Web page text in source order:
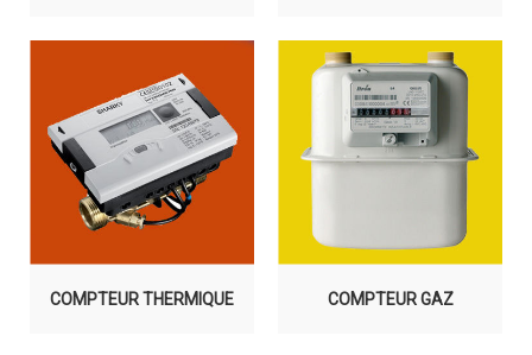
COMPTEUR THERMIQUE COMPTEUR GAZ